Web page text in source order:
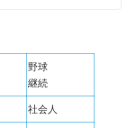
野球
継続
社会人